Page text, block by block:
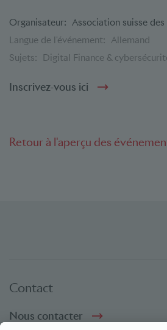
Organisateur: Association suisse
Langue de l'événement: Allemand
Sujets:
Digital Finance &
Inscrivez-vous ici
Retour à l'aperçu des
Contact
Nous contacter